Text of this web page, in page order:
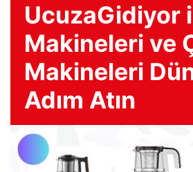
UcuzaGidiyor
Makineleri ve
Makineleri
Adım Atın